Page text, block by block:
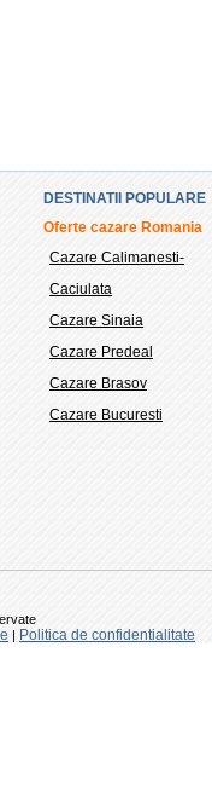
DESTINATII POPULARE
Oferte cazare Romania
Cazare Calimanesti-
Caciulata
Cazare Sinaia
Cazare Predeal
Cazare Brasov
Cazare Bucuresti
| Politica de confidentialitate